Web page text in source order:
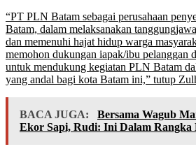
“PT PLN Batam sebagai perusahaan
Batam, dalam melaksanakan
dan memenuhi hajat hidup warga
memohon dukungan iapak/ibu pelanggan
untuk mendukung kegiatan PLN Batam
yang andal bagi kota Batam ini,” tutup
BACA JUGA:
Bersama Wagub
Ekor Sapi, Rudi: Ini Dalam